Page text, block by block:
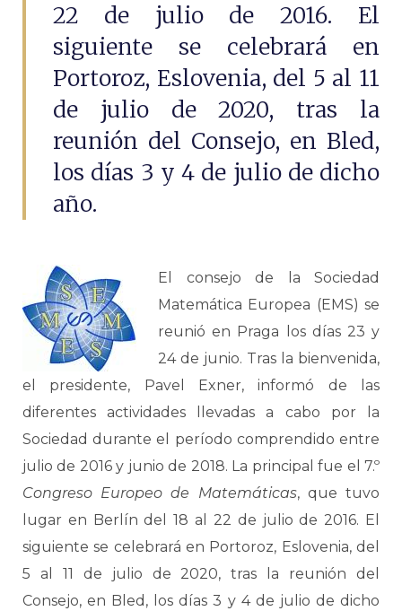
22 de julio de 2016. El
siguiente se celebrará en
Portoroz, Eslovenia, del 5 al 11
de julio de 2020, tras la
reunión del Consejo, en Bled,
los días 3 y 4 de julio de dicho
año.
El consejo de la Sociedad
Matemática Europea (EMS) se
reunió en Praga los días 23 y
24 de junio. Tras la bienvenida,
el presidente, Pavel Exner, informó de las
diferentes actividades llevadas a cabo por la
Sociedad durante el período comprendido entre
julio de 2016 y junio de 2018. La principal fue el 7.º
Congreso Europeo de Matemáticas, que tuvo
lugar en Berlín del 18 al 22 de julio de 2016. El
siguiente se celebrará en Portoroz, Eslovenia, del
5 al 11 de julio de 2020, tras la reunión del
Consejo, en Bled, los días 3 y 4 de julio de dicho